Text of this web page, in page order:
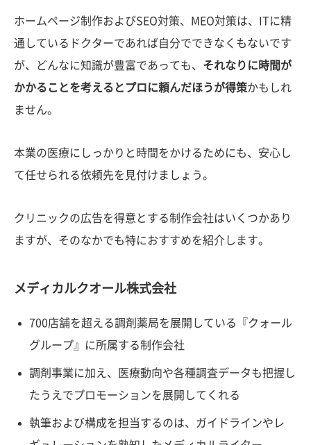
ホームページ制作およびSEO対策、MEO対策は、ITに精
通しているドクターであれば自分でできなくもないです
が、どんなに知識が豊富であっても、 それなりに時間が
かかることを考えるとプロに頼んだほうが得策かもしれ
ません。
本業の医療にしっかりと時間をかけるためにも、安心し
て任せられる依頼先を見付けましょう。
クリニックの広告を得意とする制作会社はいくつかあり
ますが、そのなかでも特におすすめを紹介します。
メディカルクオール株式会社
700店舗を超える調剤薬局を展開している『クォール
グループ』に所属する制作会社
調剤事業に加え、医療動向や各種調査データも把握し
たうえでプロモーションを展開してくれる
執筆および構成を担当するのは、ガイドラインやレ